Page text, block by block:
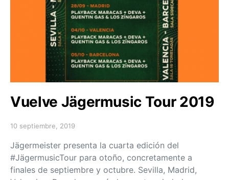
Vuelve Jägermusic Tour 2019
Posted on
10 septiembre, 2019
Jägermeister presenta la cuarta edición del
#JägermusicTour para otoño, concretamente a
finales de septiembre y octubre. Sevilla, Madrid,